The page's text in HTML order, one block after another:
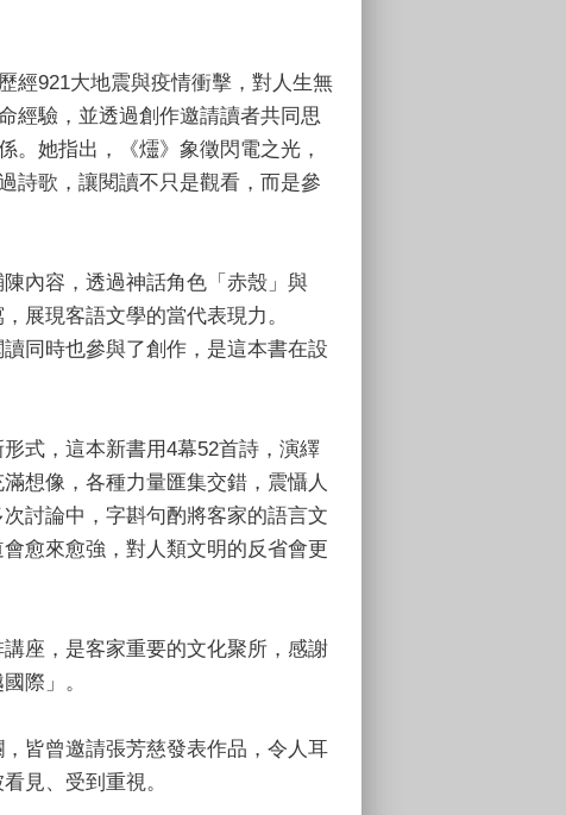
經921大地震與疫情衝擊，對人生無
經驗，並透過創作邀請讀者共同思
。她指出，《爧》象徵閃電之光，
詩歌，讓閱讀不只是觀看，而是參
內容，透過神話角色「赤殼」與
展現客語文學的當代表現力。
同時也參與了創作，是這本書在設
式，這本新書用4幕52首詩，演繹
想像，各種力量匯集交錯，震懾人
討論中，字斟句酌將客家的語言文
愈來愈強，對人類文明的反省會更
座，是客家重要的文化聚所，感謝
際」。
皆曾邀請張芳慈發表作品，令人耳
見、受到重視。